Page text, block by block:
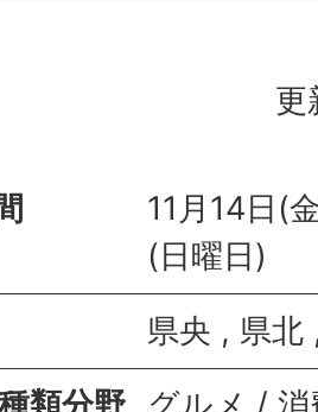
更
11月14日(
(日曜日)
県央 , 県北